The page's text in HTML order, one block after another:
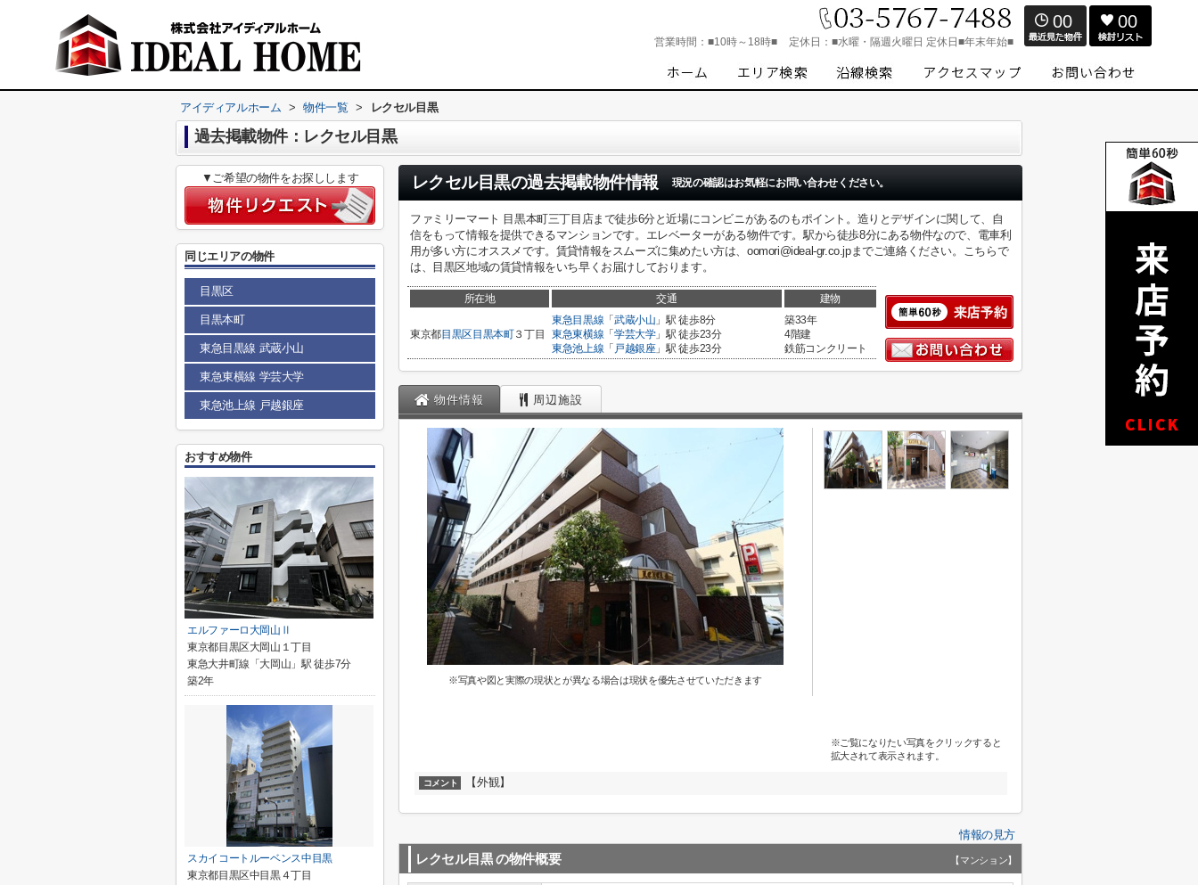
営業時間： ■10時～18時■ 定休日： ■水曜・隔週火曜日 定休日■年末年始■
00 00
アイディアルホーム > 物件一覧 > レクセル目黒
過去掲載物件：レクセル目黒
レクセル目黒の過去掲載物件情報 現況の確認はお気軽にお問い合わせください。
ファミリーマート 目黒本町三丁目店まで徒歩6分と近場にコンビニがあるのもポイント。造りとデザインに関して、自
信をもって情報を提供できるマンションです。エレベーターがある物件です。駅から徒歩8分にある物件なので、電車利
用が多い方にオススメです。賃貸情報をスムーズに集めたい方は、oomori@ideal-gr.co.jpまでご連絡ください。こちらで
は、目黒区地域の賃貸情報をいち早くお届けしております。
所在地 交通 建物
東京都目黒区 目黒本町３丁目
東急目黒線 「 武蔵小山 」駅 徒歩8分
東急東横線 「 学芸大学」駅 徒歩23分
東急池上線 「 戸越銀座」駅 徒歩23分
築33年
4階建
鉄筋コンクリート
物件情報 周辺施設
※写真や図と実際の現状とが異なる場合は現状を優先させていただきます
※ご覧になりたい写真をクリックすると
拡大されて表示されます。
コメント 【外観】
情報の見方
レクセル目黒 の物件概要 【マンション】
▼ご希望の物件をお探しします
同じエリアの物件
目黒区
目黒本町
東急目黒線 武蔵小山
東急東横線 学芸大学
東急池上線 戸越銀座
おすすめ物件
エルファーロ大岡山Ⅱ
東京都目黒区大岡山１丁目
東急大井町線「大岡山」駅 徒歩7分
築2年
スカイコートルーベンス中目黒
東京都目黒区中目黒４丁目